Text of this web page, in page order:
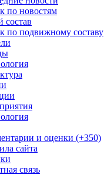
по новостям
по подвижному составу
и оценки (+350)
сайта
связь